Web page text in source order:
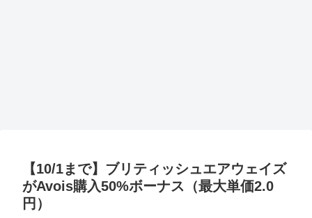
【10/1まで】ブリティッシュエアウェイズ
がAvois購入50%ボーナス（最大単価2.0
円）